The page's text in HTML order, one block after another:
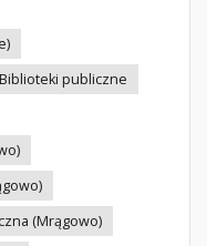
Biblioteki publiczne
(Mrągowo)